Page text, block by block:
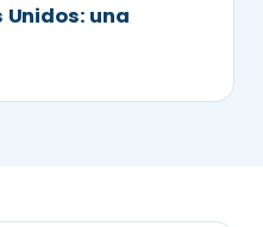
Unidos: una